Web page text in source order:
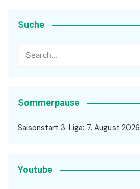
Suche
Sommerpause
Saisonstart 3. Liga: 7. August 2026
Youtube